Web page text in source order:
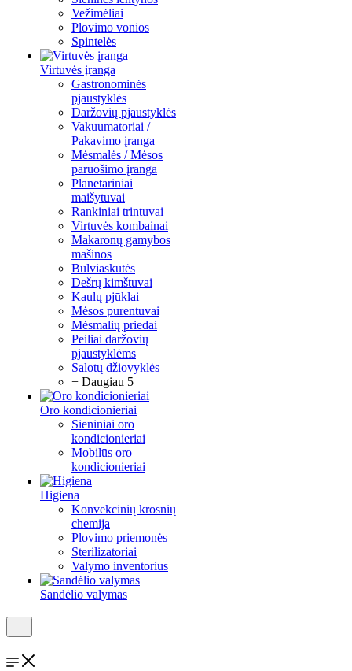
Vežimėliai
Plovimo vonios
Spintelės
Virtuvės įranga
Gastronominės
pjaustyklės
Daržovių pjaustyklės
Vakuumatoriai /
Pakavimo įranga
Mėsmalės / Mėsos
paruošimo įranga
Planetariniai
maišytuvai
Rankiniai trintuvai
Virtuvės kombainai
Makaronų gamybos
mašinos
Bulviaskutės
Dešrų kimštuvai
Kaulų pjūklai
Mėsos purentuvai
Mėsmalių priedai
Peiliai daržovių
pjaustyklėms
Salotų džiovyklės
+ Daugiau 5
Oro kondicionieriai
Sieniniai oro
kondicionieriai
Mobilūs oro
kondicionieriai
Higiena
Konvekcinių krosnių
chemija
Plovimo priemonės
Sterilizatoriai
Valymo inventorius
Sandėlio valymas